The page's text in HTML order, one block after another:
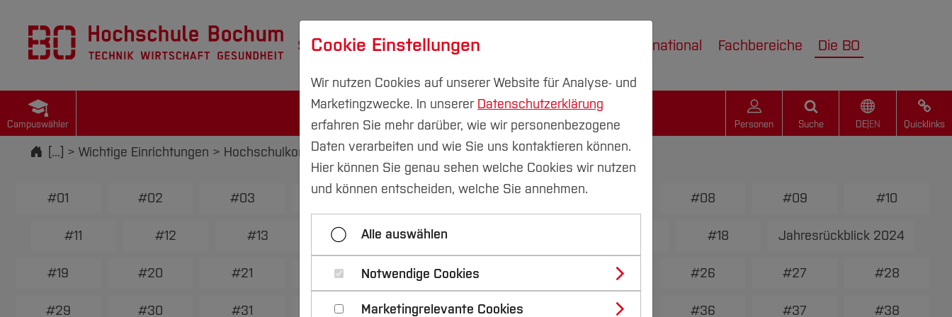
Studium Forschung & Transfer International Fachbereiche Die BO
Campuswähler Personen Suche DE| EN Quicklinks
Startseite
[...] Wichtige Einrichtungen Hochschulkommunikation Newsletter (intern) #39
#01 #02 #03 #04 #05 #06 #08 #09 #10
#11 #12 #13 #14 #15 #18 Jahresrückblick 2024
#19 #20 #21 #22 #23 #25 #26 #27 #28
#29 #30 #31 #32 #33 #34 #35 #36 #37 #38
Cookie Einstellungen
Wir nutzen Cookies auf unserer Website für Analyse- und
Marketingzwecke. In unserer Datenschutzerklärung
erfahren Sie mehr darüber, wie wir personenbezogene
Daten verarbeiten und wie Sie uns kontaktieren können.
Hier können Sie genau sehen welche Cookies wir nutzen
und können entscheiden, welche Sie annehmen.
Alle auswählen
Notwendige Cookies
Marketingrelevante Cookies